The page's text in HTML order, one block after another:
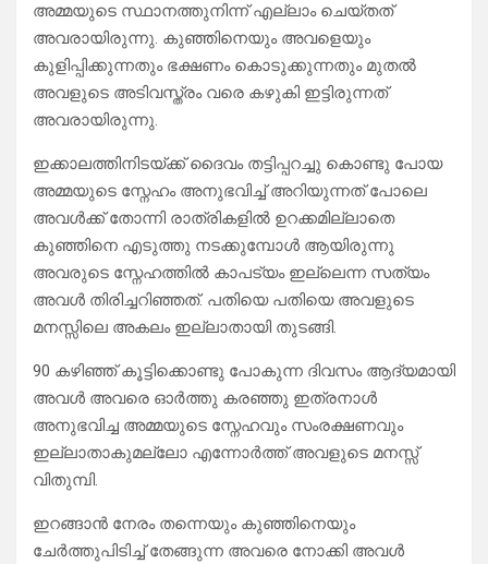
അമ്മയുടെ സ്ഥാനത്തുനിന്ന് എല്ലാം ചെയ്തത്
അവരായിരുന്നു. കുഞ്ഞിനെയും അവളെയും
കുളിപ്പിക്കുന്നതും ഭക്ഷണം കൊടുക്കുന്നതും മുതൽ
അവളുടെ അടിവസ്ത്രം വരെ കഴുകി ഇട്ടിരുന്നത്
അവരായിരുന്നു.
ഇക്കാലത്തിനിടയ്ക്ക് ദൈവം തട്ടിപ്പറച്ചു കൊണ്ടു പോയ
അമ്മയുടെ സ്നേഹം അനുഭവിച്ച് അറിയുന്നത് പോലെ
അവൾക്ക് തോന്നി രാത്രികളിൽ ഉറക്കമില്ലാതെ
കുഞ്ഞിനെ എടുത്തു നടക്കുമ്പോൾ ആയിരുന്നു
അവരുടെ സ്നേഹത്തിൽ കാപട്യം ഇല്ലെന്ന സത്യം
അവൾ തിരിച്ചറിഞ്ഞത്. പതിയെ പതിയെ അവളുടെ
മനസ്സിലെ അകലം ഇല്ലാതായി തുടങ്ങി.
90 കഴിഞ്ഞ് കൂട്ടിക്കൊണ്ടു പോകുന്ന ദിവസം ആദ്യമായി
അവൾ അവരെ ഓർത്തു കരഞ്ഞു ഇത്രനാൾ
അനുഭവിച്ച അമ്മയുടെ സ്നേഹവും സംരക്ഷണവും
ഇല്ലാതാകുമല്ലോ എന്നോർത്ത് അവളുടെ മനസ്സ്
വിതുമ്പി.
ഇറങ്ങാൻ നേരം തന്നെയും കുഞ്ഞിനെയും
ചേർത്തുപിടിച്ച് തേങ്ങുന്ന അവരെ നോക്കി അവൾ